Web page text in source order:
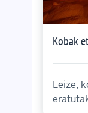
Kobak
Leize,